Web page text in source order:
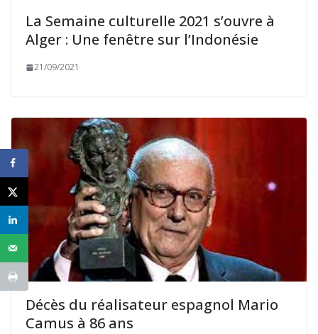
La Semaine culturelle 2021 s’ouvre à
Alger : Une fenêtre sur l’Indonésie
21/09/2021
Décès du réalisateur espagnol Mario
Camus à 86 ans